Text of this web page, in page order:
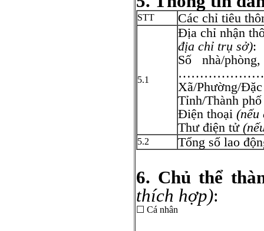
STT Các chỉ tiêu
5.1
Địa chỉ nhận
địa chỉ trụ sở):
Số nhà/
Xã/
Tỉnh/Thành
Điện thoại (nếu
Thư điện tử
5.2 Tổng số
6. Chủ thể
thích hợp):
☐ Cá nhân